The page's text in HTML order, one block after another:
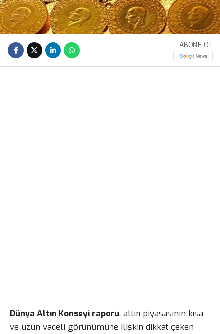
ABONE OL
Dünya Altın Konseyi raporu, altın piyasasının kısa
ve uzun vadeli görünümüne ilişkin dikkat çeken